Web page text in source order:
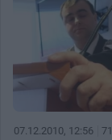
07.12.2010, 12:56 71